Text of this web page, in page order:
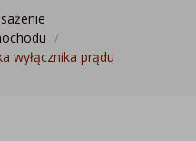
wyłącznika prądu